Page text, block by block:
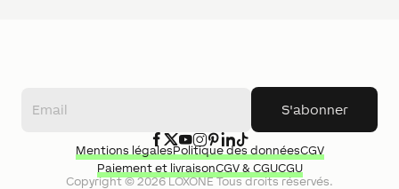
S'abonner
Copyright ©2026LOXONETous droits réservés.
Mentions légalesPolitique des donnéesCGV
Paiement et livraisonCGV & CGUCGU